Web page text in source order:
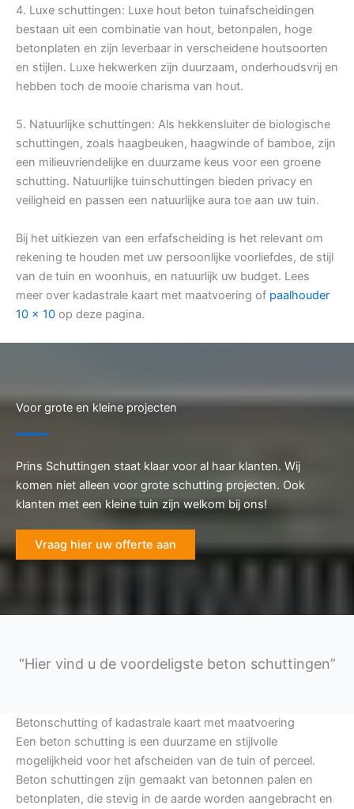
4. Luxe schuttingen: Luxe hout beton tuinafscheidingen
bestaan uit een combinatie van hout, betonpalen, hoge
betonplaten en zijn leverbaar in verscheidene houtsoorten
en stijlen. Luxe hekwerken zijn duurzaam, onderhoudsvrij en
hebben toch de mooie charisma van hout.
5. Natuurlijke schuttingen: Als hekkensluiter de biologische
schuttingen, zoals haagbeuken, haagwinde of bamboe, zijn
een milieuvriendelijke en duurzame keus voor een groene
schutting. Natuurlijke tuinschuttingen bieden privacy en
veiligheid en passen een natuurlijke aura toe aan uw tuin.
Bij het uitkiezen van een erfafscheiding is het relevant om
rekening te houden met uw persoonlijke voorliefdes, de stijl
van de tuin en woonhuis, en natuurlijk uw budget. Lees
meer over kadastrale kaart met maatvoering of paalhouder
10 x 10 op deze pagina.
Voor grote en kleine projecten
Prins Schuttingen staat klaar voor al haar klanten. Wij
komen niet alleen voor grote schutting projecten. Ook
klanten met een kleine tuin zijn welkom bij ons!
Vraag hier uw offerte aan
“Hier vind u de voordeligste beton schuttingen”
Betonschutting of kadastrale kaart met maatvoering
Een beton schutting is een duurzame en stijlvolle
mogelijkheid voor het afscheiden van de tuin of perceel.
Beton schuttingen zijn gemaakt van betonnen palen en
betonplaten, die stevig in de aarde worden aangebracht en